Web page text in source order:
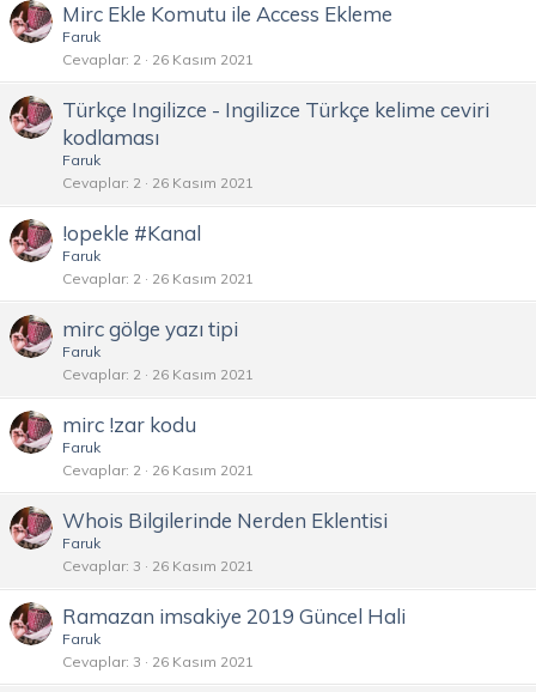
Mirc Ekle Komutu ile Access Ekleme
Faruk
Cevaplar 2 26 Kasım 2021
Türkçe Ingilizce - Ingilizce Türkçe kelime ceviri
kodlaması
Faruk
Cevaplar 2 26 Kasım 2021
!opekle #Kanal
Faruk
Cevaplar 2 26 Kasım 2021
mirc gölge yazı tipi
Faruk
Cevaplar 2 26 Kasım 2021
mirc !zar kodu
Faruk
Cevaplar 2 26 Kasım 2021
Whois Bilgilerinde Nerden Eklentisi
Faruk
Cevaplar 3 26 Kasım 2021
Ramazan imsakiye 2019 Güncel Hali
Faruk
Cevaplar 3 26 Kasım 2021